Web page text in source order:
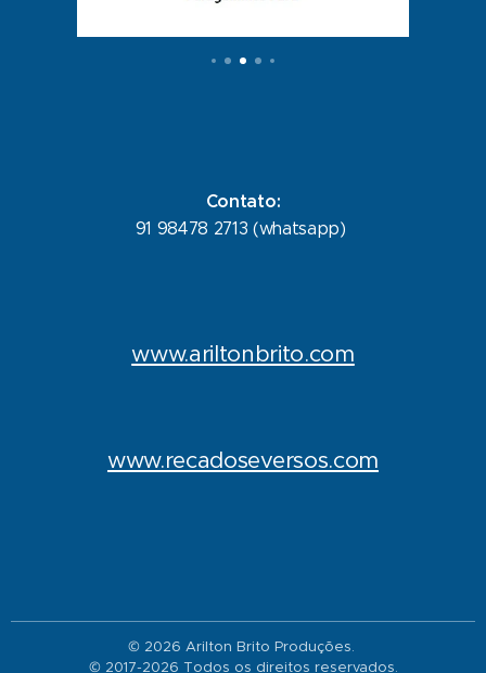
Contato:
91 98478 2713 (whatsapp)
www.ariltonbrito.com
www.recadoseversos.com
© 2026 Arilton Brito Produções.
© 2017-2026 Todos os direitos reservados.